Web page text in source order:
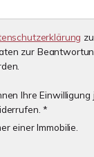
zur
Ihre
*
einer Immobilie.